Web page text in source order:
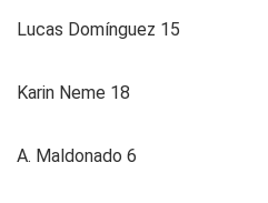
Lucas Domínguez 15
Karin Neme 18
A. Maldonado 6